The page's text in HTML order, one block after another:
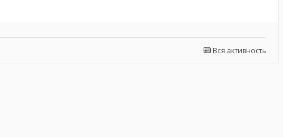
Вся активность